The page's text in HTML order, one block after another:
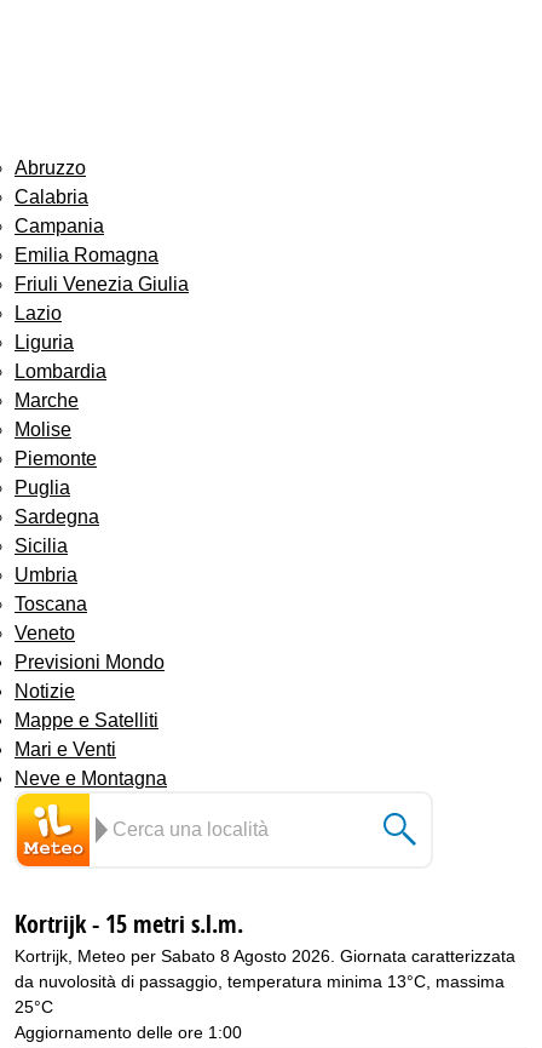
Abruzzo
Calabria
Campania
Emilia Romagna
Friuli Venezia Giulia
Lazio
Liguria
Lombardia
Marche
Molise
Piemonte
Puglia
Sardegna
Sicilia
Umbria
Toscana
Veneto
Previsioni Mondo
Notizie
Mappe e Satelliti
Mari e Venti
Neve e Montagna
Kortrijk - 15 metri s.l.m.
Kortrijk, Meteo per Sabato 8 Agosto 2026. Giornata caratterizzata
da nuvolosità di passaggio, temperatura minima 13°C, massima
25°C
Aggiornamento delle ore 1:00